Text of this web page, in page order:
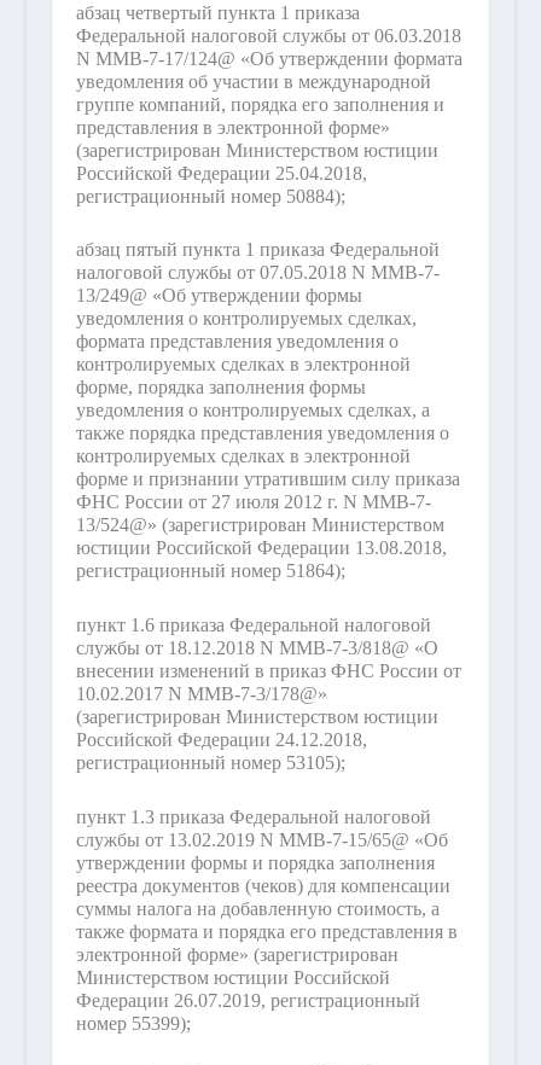
абзац четвертый пункта 1 приказа
Федеральной налоговой службы от 06.03.2018
N ММВ-7-17/124@ «Об утверждении формата
уведомления об участии в международной
группе компаний, порядка его заполнения и
представления в электронной форме»
(зарегистрирован Министерством юстиции
Российской Федерации 25.04.2018,
регистрационный номер 50884);
абзац пятый пункта 1 приказа Федеральной
налоговой службы от 07.05.2018 N ММВ-7-
13/249@ «Об утверждении формы
уведомления о контролируемых сделках,
формата представления уведомления о
контролируемых сделках в электронной
форме, порядка заполнения формы
уведомления о контролируемых сделках, а
также порядка представления уведомления о
контролируемых сделках в электронной
форме и признании утратившим силу приказа
ФНС России от 27 июля 2012 г. N ММВ-7-
13/524@» (зарегистрирован Министерством
юстиции Российской Федерации 13.08.2018,
регистрационный номер 51864);
пункт 1.6 приказа Федеральной налоговой
службы от 18.12.2018 N ММВ-7-3/818@ «О
внесении изменений в приказ ФНС России от
10.02.2017 N ММВ-7-3/178@»
(зарегистрирован Министерством юстиции
Российской Федерации 24.12.2018,
регистрационный номер 53105);
пункт 1.3 приказа Федеральной налоговой
службы от 13.02.2019 N ММВ-7-15/65@ «Об
утверждении формы и порядка заполнения
реестра документов (чеков) для компенсации
суммы налога на добавленную стоимость, а
также формата и порядка его представления в
электронной форме» (зарегистрирован
Министерством юстиции Российской
Федерации 26.07.2019, регистрационный
номер 55399);